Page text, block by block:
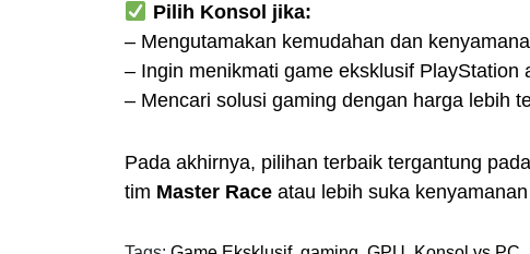
Pilih Konsol jika:
– Mengutamakan kemudahan dan
– Ingin menikmati game eksklusif PlayStation
– Mencari solusi gaming dengan harga lebih
Pada akhirnya, pilihan terbaik tergantung
tim Master Race atau lebih suka kenyamanan